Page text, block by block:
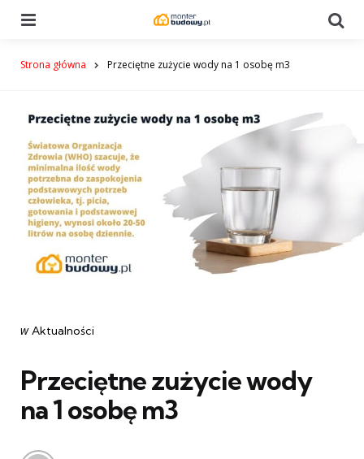
Strona główna Przeciętne zużycie wody na 1 osobę m3
Categories
post
w Aktualności
Przeciętne zużycie wody
na 1 osobę m3